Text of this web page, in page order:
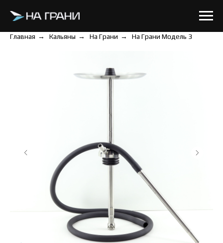
Главная → Кальяны → На Грани → На Грани Модель 3